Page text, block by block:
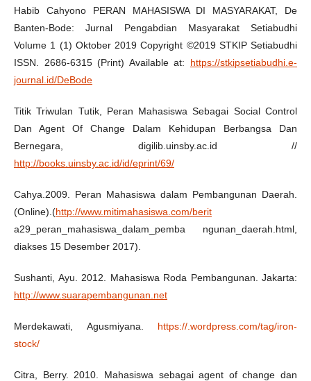
Habib Cahyono PERAN MAHASISWA DI MASYARAKAT, De
Banten-Bode: Jurnal Pengabdian Masyarakat Setiabudhi
Volume 1 (1) Oktober 2019 Copyright ©2019 STKIP Setiabudhi
ISSN. 2686-6315 (Print) Available at: https://stkipsetiabudhi.e-
journal.id/DeBode
Titik Triwulan Tutik, Peran Mahasiswa Sebagai Social Control
Dan Agent Of Change Dalam Kehidupan Berbangsa Dan
Bernegara, digilib.uinsby.ac.id //
http://books.uinsby.ac.id/id/eprint/69/
Cahya.2009. Peran Mahasiswa dalam Pembangunan Daerah.
(Online).(http://www.mitimahasiswa.com/berit
a29_peran_mahasiswa_dalam_pemba ngunan_daerah.html,
diakses 15 Desember 2017).
Sushanti, Ayu. 2012. Mahasiswa Roda Pembangunan. Jakarta:
http://www.suarapembangunan.net
Merdekawati, Agusmiyana. https://.wordpress.com/tag/iron-
stock/
Citra, Berry. 2010. Mahasiswa sebagai agent of change dan